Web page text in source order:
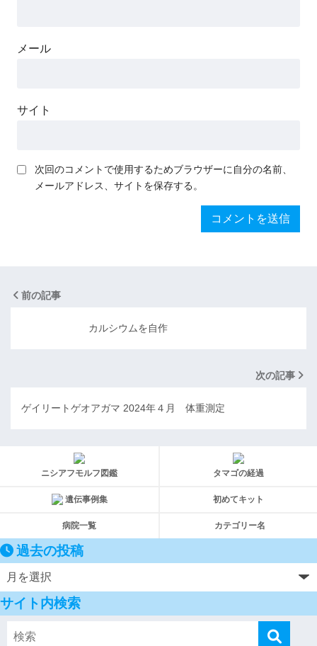
メール
サイト
次回のコメントで使用するためブラウザーに自分の名前、
メールアドレス、サイトを保存する。
前の記事
カルシウムを自作
次の記事
ゲイリートゲオアガマ 2024年４月 体重測定
ニシアフモルフ図鑑 タマゴの経過
遺伝事例集 初めてキット
病院一覧 カテゴリー名
過去の投稿
サイト内検索